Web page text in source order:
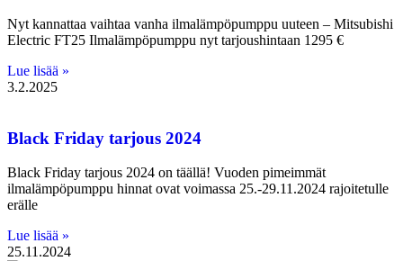
Nyt kannattaa vaihtaa vanha ilmalämpöpumppu uuteen – Mitsubishi
Electric FT25 Ilmalämpöpumppu nyt tarjoushintaan 1295 €
Lue lisää »
3.2.2025
Black Friday tarjous 2024
Black Friday tarjous 2024 on täällä! Vuoden pimeimmät
ilmalämpöpumppu hinnat ovat voimassa 25.-29.11.2024 rajoitetulle
erälle
Lue lisää »
25.11.2024